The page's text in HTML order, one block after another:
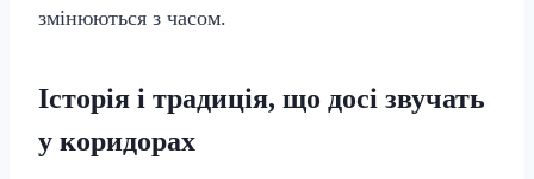
змінюються з часом.
Історія і традиція, що досі звучать
у коридорах